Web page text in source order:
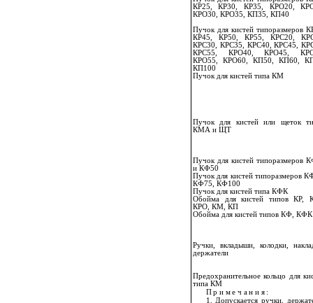
КР25, КР30, КР35, КРО20,
КРО30, КРО35, КП35, КП40
Пучок для кистей типоразмеров
КР45, КР50, КР55, КРС20,
КРС30, КРС35, КРС40, КРС45,
КРС55, КРО40, КРО45,
КРО55, КРО60, КП50, КП60,
КП100
Пучок для кистей типа КМ
Пучок для кистей или щеток
КМА и ЩТ
Пучок для кистей типоразмеров
и КФ50
Пучок для кистей типоразмеров
КФ75, КФ100
Пучок для кистей типа КФК
Обойма для кистей типов КР,
КРО, КМ, КП
Обойма для кистей типов КФ, КФК
Ручки, вкладыши, колодки,
держатели
Предохранительное кольцо для
типа КМ
Примечания:
1. Допускается ручки,